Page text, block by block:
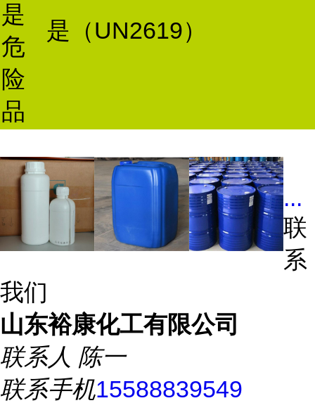
是
危
险
品
是（UN2619）
...
联
系
我们
山东裕康化工有限公司
联系人 陈一
联系手机15588839549